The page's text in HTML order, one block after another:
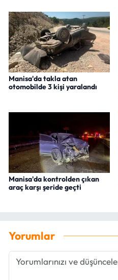
Manisa'da takla atan
otomobilde 3 kişi yaralandı
Manisa'da kontrolden çıkan
araç karşı şeride geçti
Yorumlar